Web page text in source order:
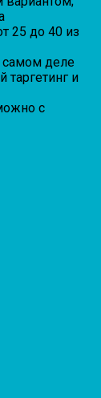
25 до 40 из
самом деле
таргетинг и
с